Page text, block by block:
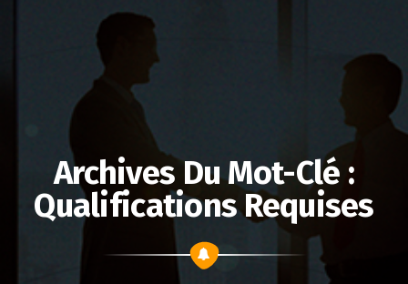
Archives Du Mot-Clé :
Qualifications Requises